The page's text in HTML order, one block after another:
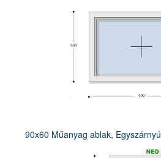
90x60 Műanyag ablak,